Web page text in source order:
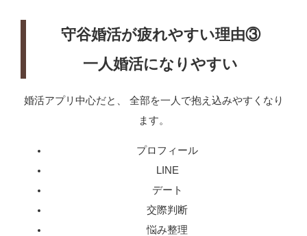
守谷婚活が疲れやすい理由③
一人婚活になりやすい
婚活アプリ中心だと、 全部を一人で抱え込みやすくなり
ます。
プロフィール
LINE
デート
交際判断
悩み整理